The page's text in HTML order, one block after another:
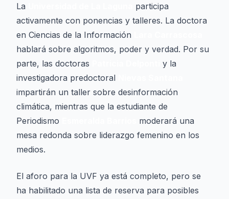
La
participa
activamente con ponencias y talleres. La doctora
en Ciencias de la Información
hablará sobre algoritmos, poder y verdad. Por su
parte, las doctoras
y la
investigadora predoctoral
impartirán un taller sobre desinformación
climática, mientras que la estudiante de
Periodismo
moderará una
mesa redonda sobre liderazgo femenino en los
medios.
El aforo para la UVF ya está completo, pero se
ha habilitado una lista de reserva para posibles